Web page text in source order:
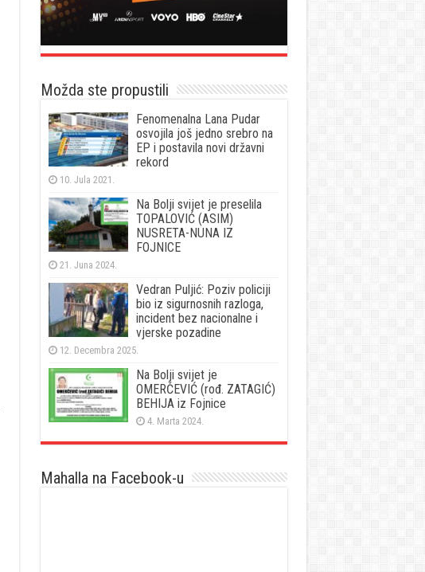
Možda ste propustili
Fenomenalna Lana Pudar
osvojila još jedno srebro na
EP i postavila novi državni
rekord
10. Jula 2021.
Na Bolji svijet je preselila
TOPALOVIĆ (ASIM)
NUSRETA-NUNA IZ
FOJNICE
21. Juna 2024.
Vedran Puljić: Poziv policiji
bio iz sigurnosnih razloga,
incident bez nacionalne i
vjerske pozadine
12. Decembra 2025.
Na Bolji svijet je
OMERČEVIĆ (rođ. ZATAGIĆ)
BEHIJA iz Fojnice
4. Marta 2024.
Mahalla na Facebook-u